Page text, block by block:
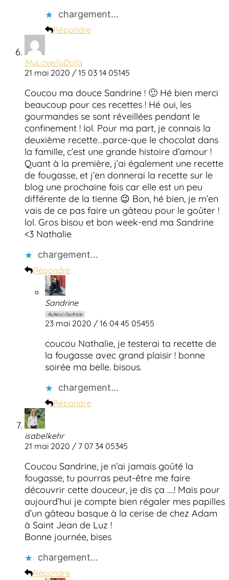
chargement…
Répondre
MyLovellyDolls
21 mai 2020 / 15 03 14 05145
Coucou ma douce Sandrine ! 🙂 Hé bien merci
beaucoup pour ces recettes ! Hé oui, les
gourmandes se sont réveillées pendant le
confinement ! lol. Pour ma part, je connais la
deuxième recette…parce-que le chocolat dans
la famille, c’est une grande histoire d’amour !
Quant à la première, j’ai également une recette
de fougasse, et j’en donnerai la recette sur le
blog une prochaine fois car elle est un peu
différente de la tienne 😉 Bon, hé bien, je m’en
vais de ce pas faire un gâteau pour le goûter !
lol. Gros bisou et bon week-end ma Sandrine
<3 Nathalie
chargement…
Répondre
Sandrine
Auteur/autrice
23 mai 2020 / 16 04 45 05455
coucou Nathalie, je testerai ta recette de
la fougasse avec grand plaisir ! bonne
soirée ma belle. bisous.
chargement…
Répondre
isabelkehr
21 mai 2020 / 7 07 34 05345
Coucou Sandrine, je n’ai jamais goûté la
fougasse, tu pourras peut-être me faire
découvrir cette douceur, je dis ça ….! Mais pour
aujourd’hui je compte bien régaler mes papilles
d’un gâteau basque à la cerise de chez Adam
à Saint Jean de Luz !
Bonne journée, bises
chargement…
Répondre